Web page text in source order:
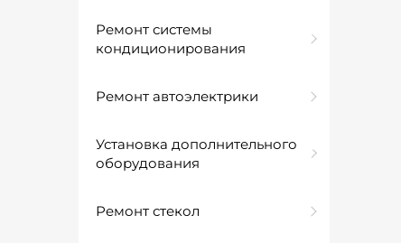
Ремонт системы
кондиционирования
Ремонт автоэлектрики
Установка дополнительного
оборудования
Ремонт стекол